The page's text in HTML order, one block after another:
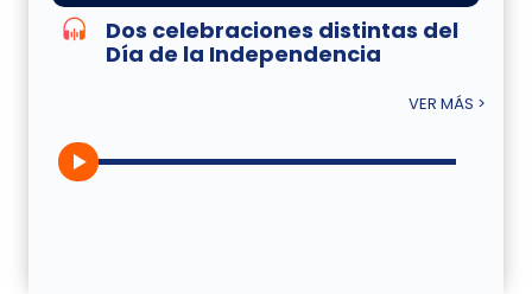
Dos celebraciones distintas del
Día de la Independencia
VER MÁS >